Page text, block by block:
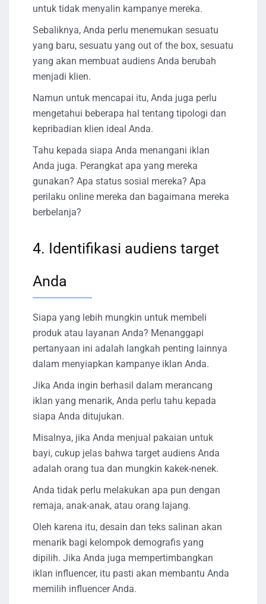
untuk tidak menyalin kampanye mereka.
Sebaliknya, Anda perlu menemukan sesuatu
yang baru, sesuatu yang out of the box, sesuatu
yang akan membuat audiens Anda berubah
menjadi klien.
Namun untuk mencapai itu, Anda juga perlu
mengetahui beberapa hal tentang tipologi dan
kepribadian klien ideal Anda.
Tahu kepada siapa Anda menangani iklan
Anda juga. Perangkat apa yang mereka
gunakan? Apa status sosial mereka? Apa
perilaku online mereka dan bagaimana mereka
berbelanja?
4. Identifikasi audiens target
Anda
Siapa yang lebih mungkin untuk membeli
produk atau layanan Anda? Menanggapi
pertanyaan ini adalah langkah penting lainnya
dalam menyiapkan kampanye iklan Anda.
Jika Anda ingin berhasil dalam merancang
iklan yang menarik, Anda perlu tahu kepada
siapa Anda ditujukan.
Misalnya, jika Anda menjual pakaian untuk
bayi, cukup jelas bahwa target audiens Anda
adalah orang tua dan mungkin kakek-nenek.
Anda tidak perlu melakukan apa pun dengan
remaja, anak-anak, atau orang lajang.
Oleh karena itu, desain dan teks salinan akan
menarik bagi kelompok demografis yang
dipilih. Jika Anda juga mempertimbangkan
iklan influencer, itu pasti akan membantu Anda
memilih influencer Anda.